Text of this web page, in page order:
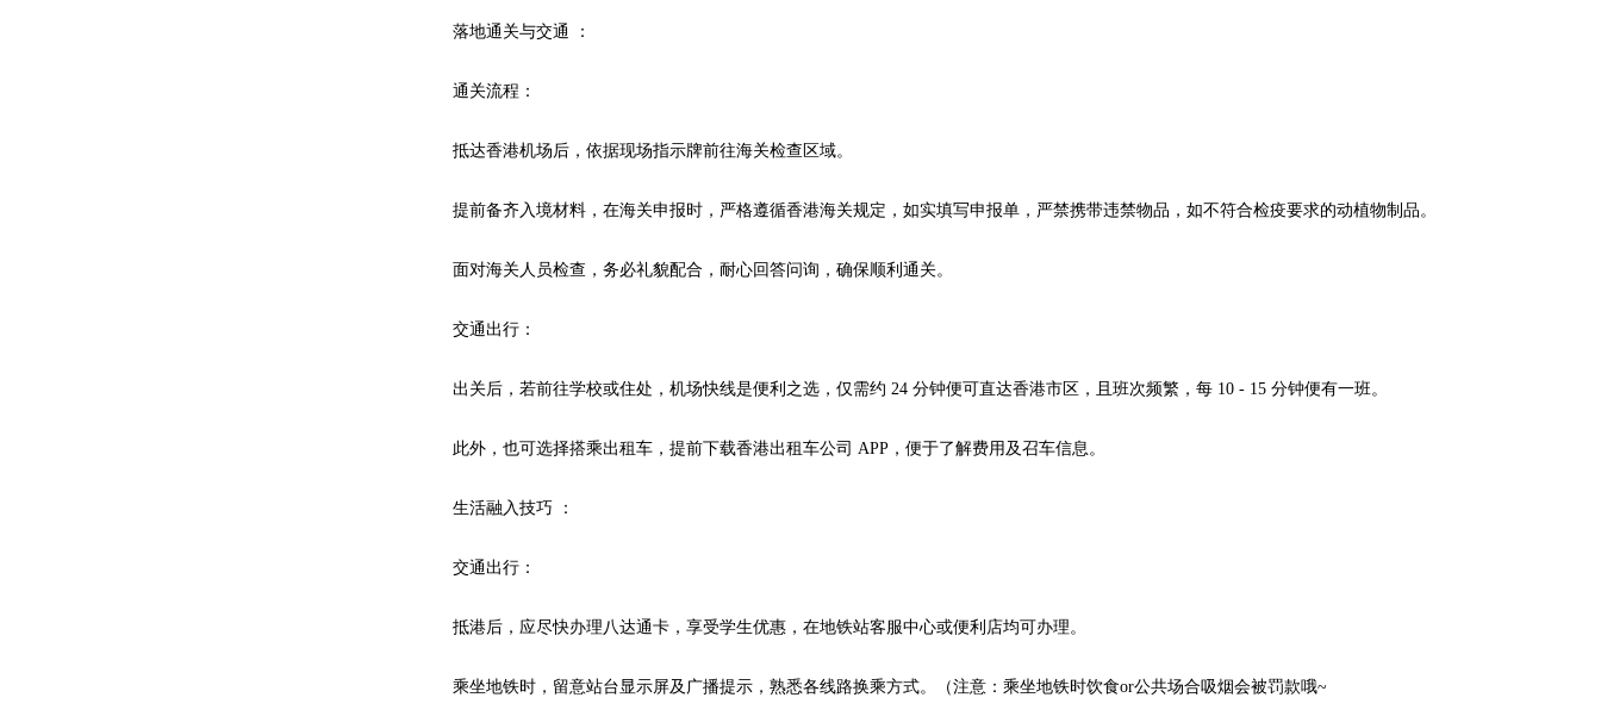
落地通关与交通 ：
通关流程：
抵达香港机场后，依据现场指示牌前往海关检查区域。
提前备齐入境材料，在海关申报时，严格遵循香港海关规定，如实填写申报单，严禁携带违禁物品，如不符合检疫要求的动植物制品。
面对海关人员检查，务必礼貌配合，耐心回答问询，确保顺利通关。
交通出行：
出关后，若前往学校或住处，机场快线是便利之选，仅需约 24 分钟便可直达香港市区，且班次频繁，每 10 - 15 分钟便有一班。
此外，也可选择搭乘出租车，提前下载香港出租车公司 APP，便于了解费用及召车信息。
生活融入技巧 ：
交通出行：
抵港后，应尽快办理八达通卡，享受学生优惠，在地铁站客服中心或便利店均可办理。
乘坐地铁时，留意站台显示屏及广播提示，熟悉各线路换乘方式。（注意：乘坐地铁时饮食or公共场合吸烟会被罚款哦~